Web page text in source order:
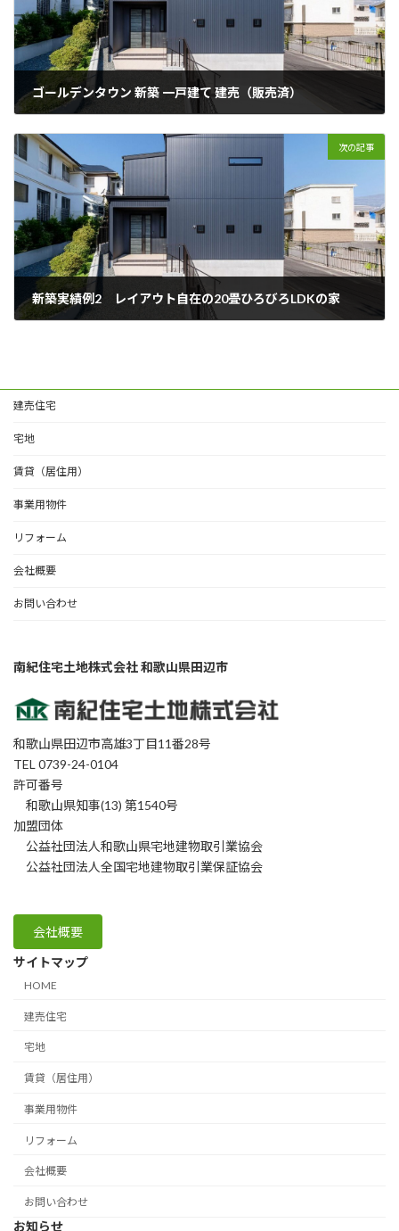
ゴールデンタウン 新築 一戸建て 建売（販売済）
次の記事
新築実績例2 レイアウト自在の20畳ひろびろLDKの家
建売住宅
宅地
賃貸（居住用）
事業用物件
リフォーム
会社概要
お問い合わせ
南紀住宅土地株式会社 和歌山県田辺市
和歌山県田辺市高雄3丁目11番28号
TEL 0739-24-0104
許可番号
和歌山県知事(13) 第1540号
加盟団体
公益社団法人和歌山県宅地建物取引業協会
公益社団法人全国宅地建物取引業保証協会
会社概要
サイトマップ
HOME
建売住宅
宅地
賃貸（居住用）
事業用物件
リフォーム
会社概要
お問い合わせ
お知らせ